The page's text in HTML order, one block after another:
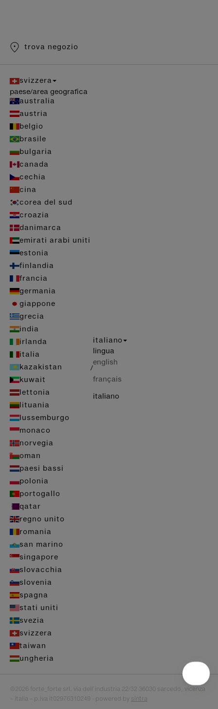
trova negozio
svizzera
paese/area geografica
australia
austria
belgio
brasile
bulgaria
canada
cechia
cina
corea del sud
croazia
danimarca
emirati arabi uniti
estonia
finlandia
francia
germania
giappone
grecia
india
irlanda
italia
kazakistan
kuwait
lettonia
lituania
lussemburgo
monaco
norvegia
oman
paesi bassi
polonia
portogallo
qatar
regno unito
romania
san marino
singapore
slovacchia
slovenia
spagna
stati uniti
svezia
svizzera
taiwan
ungheria
/
italiano
lingua
english
français
italiano
©2026 forte_forte srl. via dell’industria 22/32 36030 sarcedo, vicenza
– italia – p.iva it02976310249 - powered by sintra